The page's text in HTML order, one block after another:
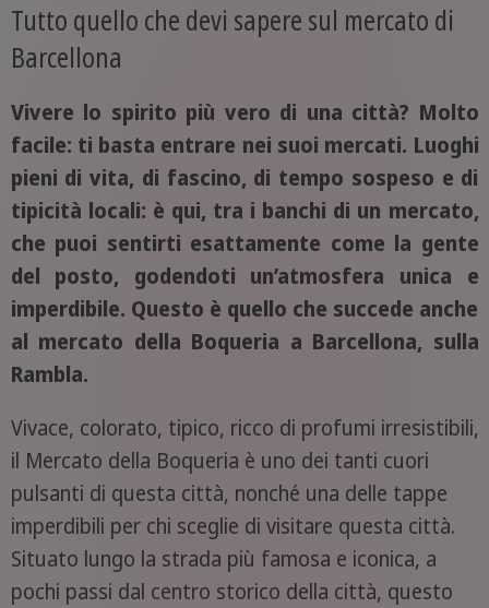
Tutto quello che devi sapere sul mercato di
Barcellona
Vivere lo spirito più vero di una città? Molto
facile: ti basta entrare nei suoi mercati. Luoghi
pieni di vita, di fascino, di tempo sospeso e di
tipicità locali: è qui, tra i banchi di un mercato,
che puoi sentirti esattamente come la gente
del posto, godendoti un’atmosfera unica e
imperdibile. Questo è quello che succede anche
al mercato della Boqueria a Barcellona, sulla
Rambla.
Vivace, colorato, tipico, ricco di profumi irresistibili,
il Mercato della Boqueria è uno dei tanti cuori
pulsanti di questa città, nonché una delle tappe
imperdibili per chi sceglie di visitare questa città.
Situato lungo la strada più famosa e iconica, a
pochi passi dal centro storico della città, questo